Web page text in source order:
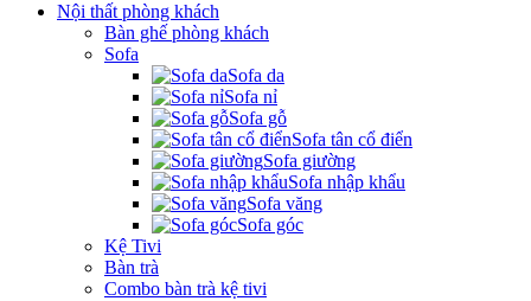
Nội thất phòng khách
Bàn ghế phòng khách
Sofa
Sofa da
Sofa nỉ
Sofa gỗ
Sofa tân cổ điển
Sofa giường
Sofa nhập khẩu
Sofa văng
Sofa góc
Kệ Tivi
Bàn trà
Combo bàn trà kệ tivi